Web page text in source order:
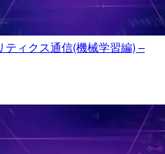
ティクス通信(機械学習編) –